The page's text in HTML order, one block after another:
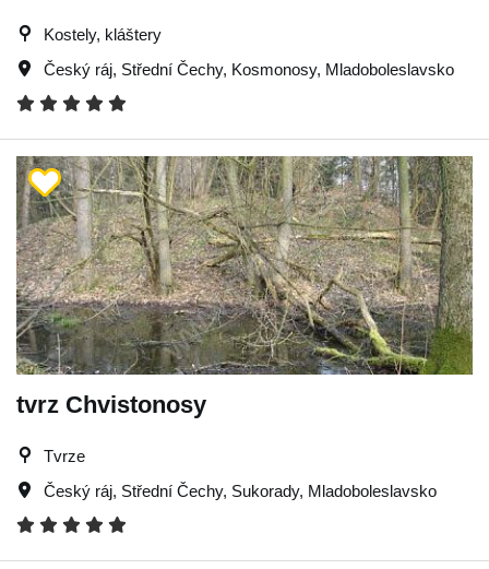
Kostely, kláštery
Český ráj, Střední Čechy, Kosmonosy, Mladoboleslavsko
tvrz Chvistonosy
Tvrze
Český ráj, Střední Čechy, Sukorady, Mladoboleslavsko